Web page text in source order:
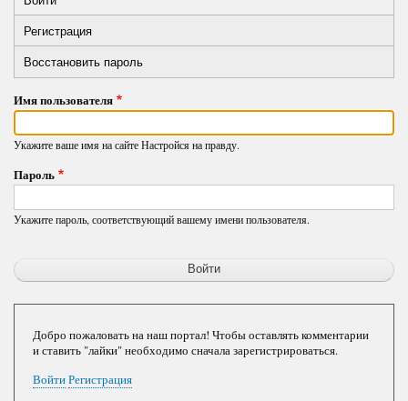
Primary
tabs
вкладка)
Регистрация
Восстановить пароль
Имя пользователя
Укажите ваше имя на сайте Настройся на правду.
Пароль
Укажите пароль, соответствующий вашему имени пользователя.
Добро пожаловать на наш портал! Чтобы оставлять комментарии
и ставить "лайки" необходимо сначала зарегистрироваться.
ВойтиРегистрация